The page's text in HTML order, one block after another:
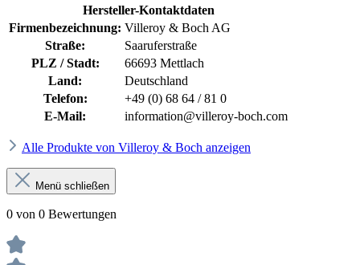
Hersteller-Kontaktdaten
Firmenbezeichnung: Villeroy & Boch AG
Straße:
Saaruferstraße
PLZ / Stadt:
66693 Mettlach
Land:
Deutschland
Telefon:
+49 (0) 68 64 / 81 0
E-Mail:
information@villeroy-boch.com
Alle Produkte von Villeroy & Boch anzeigen
Menü schließen
0 von 0 Bewertungen